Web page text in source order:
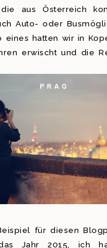
aus Österreich
Auto- oder
eines hatten wir in
erwischt und die
für diesen
Jahr 2015, ich